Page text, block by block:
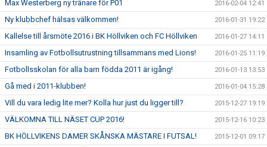
Max Westerberg ny tränare för P01 2016-02-04 12:41
Ny klubbchef hälsas välkommen! 2016-01-31 19:22
Kallelse till årsmöte 2016 i BK Höllviken och FC Höllviken 2016-01-27 14:11
Insamling av Fotbollsutrustning tillsammans med Lions! 2016-01-25 11:19
Fotbollsskolan för alla barn födda 2011 är igång! 2016-01-13 13:53
Gå med i 2011-klubben! 2016-01-04 15:28
Vill du vara ledig lite mer? Kolla hur just du ligger till? 2015-12-27 19:19
VÄLKOMNA TILL NÄSET CUP 2016! 2015-12-16 10:23
BK HÖLLVIKENS DAMER SKÅNSKA MÄSTARE I FUTSAL! 2015-12-01 09:17